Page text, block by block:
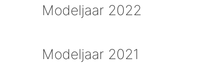
Modeljaar 2022
Modeljaar 2021